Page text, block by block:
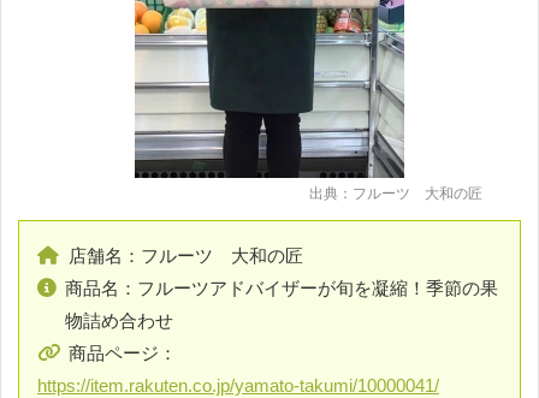
出典：フルーツ 大和の匠
店舗名：フルーツ 大和の匠
商品名：フルーツアドバイザーが旬を凝縮！季節の果
物詰め合わせ
商品ページ：
https://item.rakuten.co.jp/yamato-takumi/10000041/